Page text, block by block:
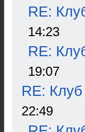
RE:
14:23
RE:
19:07
RE:
22:49